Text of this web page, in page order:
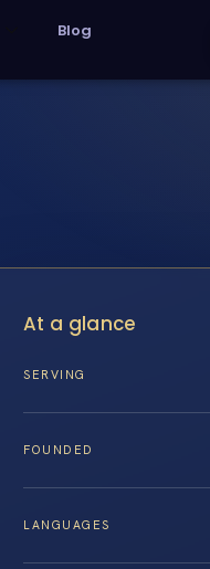
Blog
At a glance
SERVING
FOUNDED
LANGUAGES